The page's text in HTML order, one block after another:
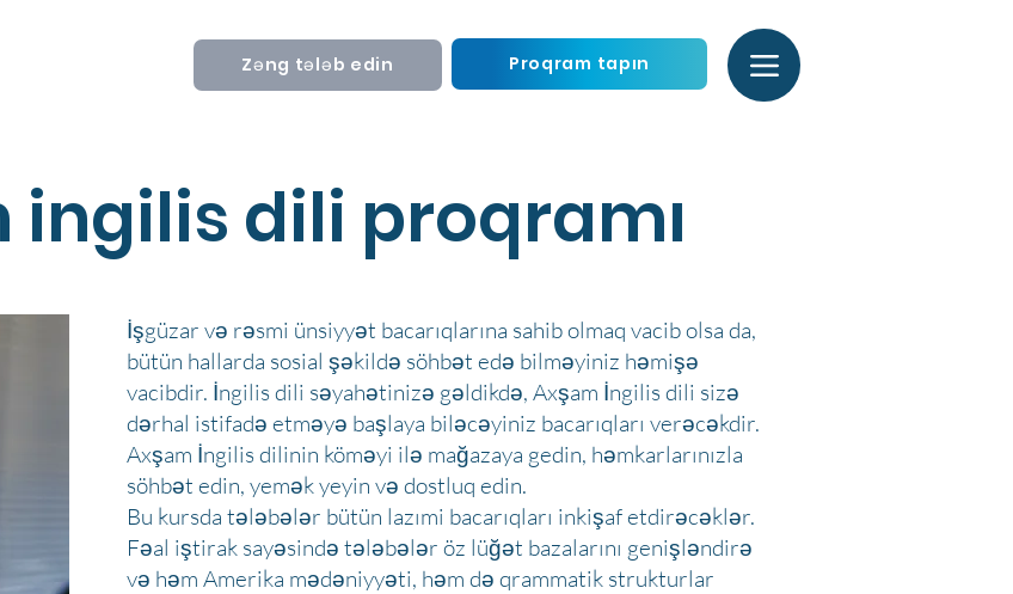
Zəng tələb edin Proqram tapın
ingilis dili proqramı
İşgüzar və rəsmi ünsiyyət bacarıqlarına sahib olmaq vacib olsa da,
bütün hallarda sosial şəkildə söhbət edə bilməyiniz həmişə
vacibdir. İngilis dili səyahətinizə gəldikdə, Axşam İngilis dili sizə
dərhal istifadə etməyə başlaya biləcəyiniz bacarıqları verəcəkdir.
Axşam İngilis dilinin köməyi ilə mağazaya gedin, həmkarlarınızla
söhbət edin, yemək yeyin və dostluq edin.
Bu kursda tələbələr bütün lazımi bacarıqları inkişaf etdirəcəklər.
Fəal iştirak sayəsində tələbələr öz lüğət bazalarını genişləndirə
və həm Amerika mədəniyyəti, həm də qrammatik strukturlar